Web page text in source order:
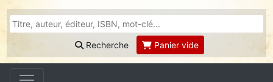
Recherche Panier vide